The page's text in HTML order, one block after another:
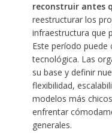
reconstruir antes
reestructurar los
infraestructura que
Este período puede
tecnológica. Las
su base y definir
flexibilidad,
modelos más
enfrentar
generales.